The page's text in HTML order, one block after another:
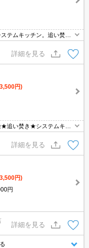
テムキッチン。追い焚
詳細を見る
円)
追い焚き★システムキッ
詳細を見る
円)
円
詳細を見る